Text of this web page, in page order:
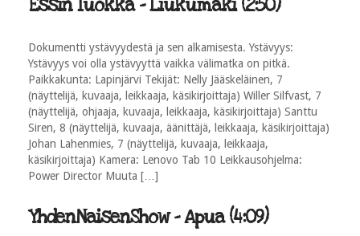
Essin luokka - Liukumäki (2:50)
Dokumentti ystävyydestä ja sen alkamisesta. Ystävyys:
Ystävyys voi olla ystävyyttä vaikka välimatka on pitkä.
Paikkakunta: Lapinjärvi Tekijät: Nelly Jääskeläinen, 7
(näyttelijä, kuvaaja, leikkaaja, käsikirjoittaja) Willer Silfvast, 7
(näyttelijä, ohjaaja, kuvaaja, leikkaaja, käsikirjoittaja) Santtu
Siren, 8 (näyttelijä, kuvaaja, äänittäjä, leikkaaja, käsikirjoittaja)
Johan Lahenmies, 7 (näyttelijä, kuvaaja, leikkaaja,
käsikirjoittaja) Kamera: Lenovo Tab 10 Leikkausohjelma:
Power Director Muuta […]
YhdenNaisenShow - Apua (4:09)